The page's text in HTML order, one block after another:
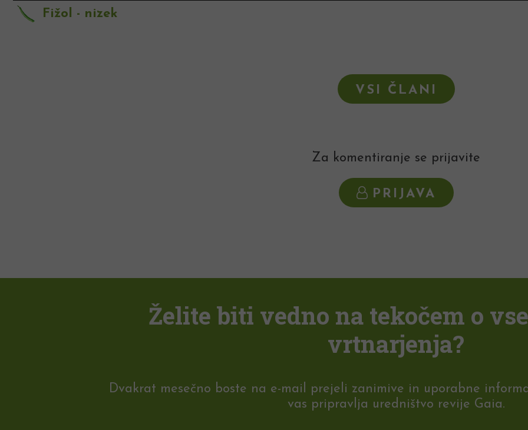
Fižol - nizek
VSI ČLANI
Za komentiranje se prijavite
PRIJAVA
Želite biti vedno na tekočem o
vrtnarjenja?
Dvakrat mesečno boste na e-mail prejeli zanimive in uporabne
vas pripravlja uredništvo revije Gaia.